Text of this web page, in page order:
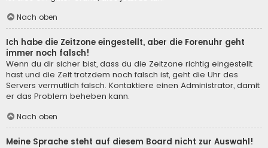
Nach oben
Ich habe die Zeitzone eingestellt, aber die Forenuhr geht
immer noch falsch!
Wenn du dir sicher bist, dass du die Zeitzone richtig eingestellt
hast und die Zeit trotzdem noch falsch ist, geht die Uhr des
Servers vermutlich falsch. Kontaktiere einen Administrator, damit
er das Problem beheben kann.
Nach oben
Meine Sprache steht auf diesem Board nicht zur Auswahl!